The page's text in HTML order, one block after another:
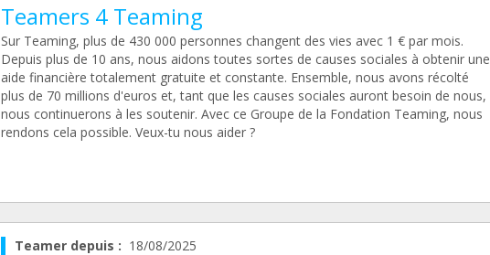
Teamers 4 Teaming
Sur Teaming, plus de 430 000 personnes changent des vies avec 1 € par mois.
Depuis plus de 10 ans, nous aidons toutes sortes de causes sociales à obtenir une
aide financière totalement gratuite et constante. Ensemble, nous avons récolté
plus de 70 millions d'euros et, tant que les causes sociales auront besoin de nous,
nous continuerons à les soutenir. Avec ce Groupe de la Fondation Teaming, nous
rendons cela possible. Veux-tu nous aider ?
Teamer depuis : 18/08/2025